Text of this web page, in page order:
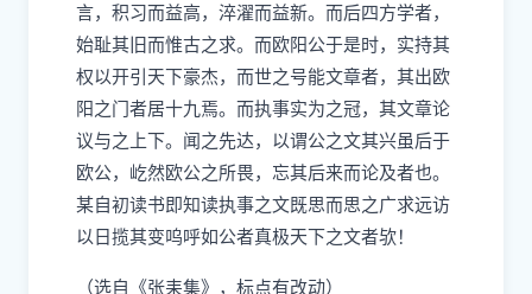
言，积习而益高，淬濯而益新。 而后四方学者，
始耻其旧而惟古之求。 而欧阳公于是时，实持其
权以开引天下豪杰，而世之号能文章者，其出欧
阳之门者居十九焉。而执事实为之冠，其文章论
议与之上下。闻之先达，以谓公之文其兴虽后于
欧公，屹然欧公之所畏，忘其后来而论及者也。
某自初读书即知读执事之文既思而思之广求远访
以日揽其变呜呼如公者真极天下之文者欤！
（选自《张耒集》，标点有改动）